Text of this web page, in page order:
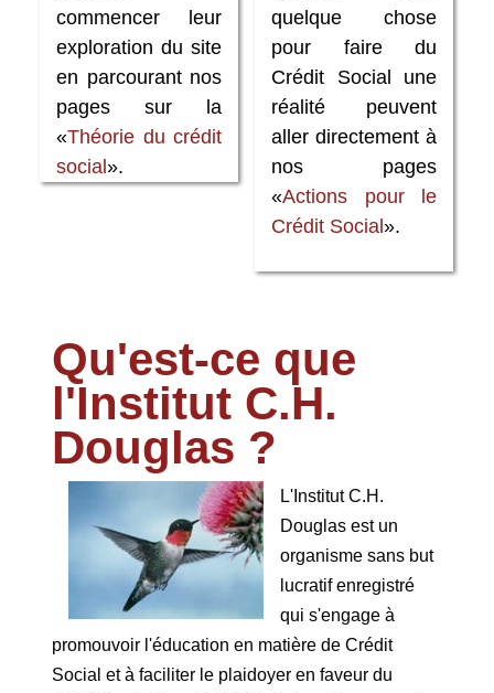
commencer leur
exploration du site
en parcourant nos
pages sur la
«Théorie du crédit
social».
quelque chose
pour faire du
Crédit Social une
réalité peuvent
aller directement à
nos pages
«Actions pour le
Crédit Social».
Qu'est-ce que
l'Institut C.H.
Douglas ?
L'Institut C.H.
Douglas est un
organisme sans but
lucratif enregistré
qui s'engage à
promouvoir l'éducation en matière de Crédit
Social et à faciliter le plaidoyer en faveur du